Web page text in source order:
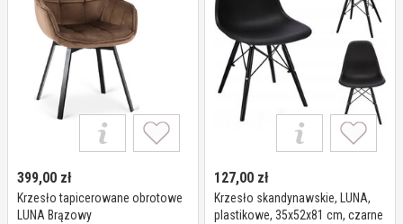
399,00 zł
Krzesło tapicerowane obrotowe
LUNA Brązowy
127,00 zł
Krzesło skandynawskie, LUNA,
plastikowe, 35x52x81 cm, czarne